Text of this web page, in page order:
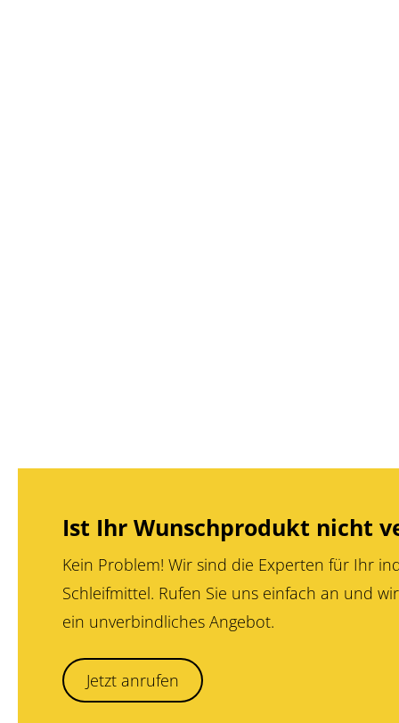
Ist Ihr Wunschprodukt nicht
Kein Problem! Wir sind die Experten für Ihr
Schleifmittel. Rufen Sie uns einfach an und
ein unverbindliches Angebot.
Jetzt anrufen